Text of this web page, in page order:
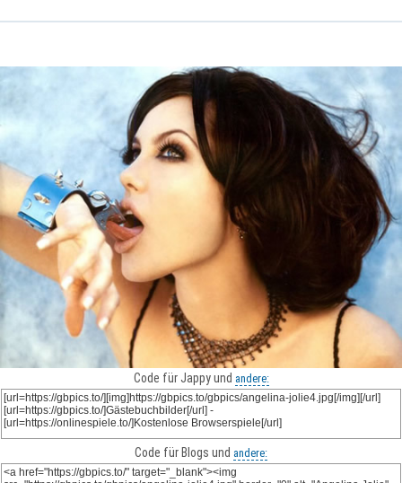
Code für Jappy und andere:
Code für Blogs und andere: